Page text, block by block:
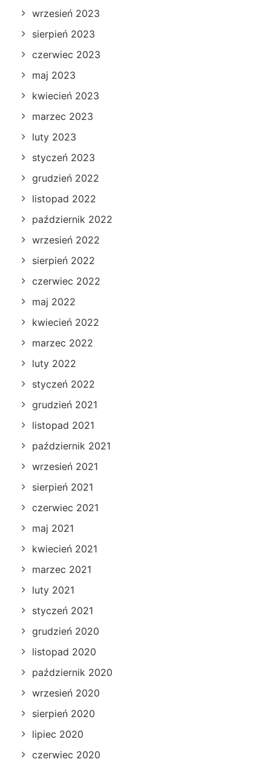
wrzesień 2023
sierpień 2023
czerwiec 2023
maj 2023
kwiecień 2023
marzec 2023
luty 2023
styczeń 2023
grudzień 2022
listopad 2022
październik 2022
wrzesień 2022
sierpień 2022
czerwiec 2022
maj 2022
kwiecień 2022
marzec 2022
luty 2022
styczeń 2022
grudzień 2021
listopad 2021
październik 2021
wrzesień 2021
sierpień 2021
czerwiec 2021
maj 2021
kwiecień 2021
marzec 2021
luty 2021
styczeń 2021
grudzień 2020
listopad 2020
październik 2020
wrzesień 2020
sierpień 2020
lipiec 2020
czerwiec 2020